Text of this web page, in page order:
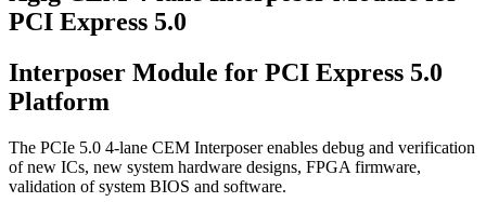
PCI Express 5.0
Interposer Module for PCI Express 5.0
Platform
The PCIe 5.0 4-lane CEM Interposer enables debug and verification
of new ICs, new system hardware designs, FPGA firmware,
validation of system BIOS and software.